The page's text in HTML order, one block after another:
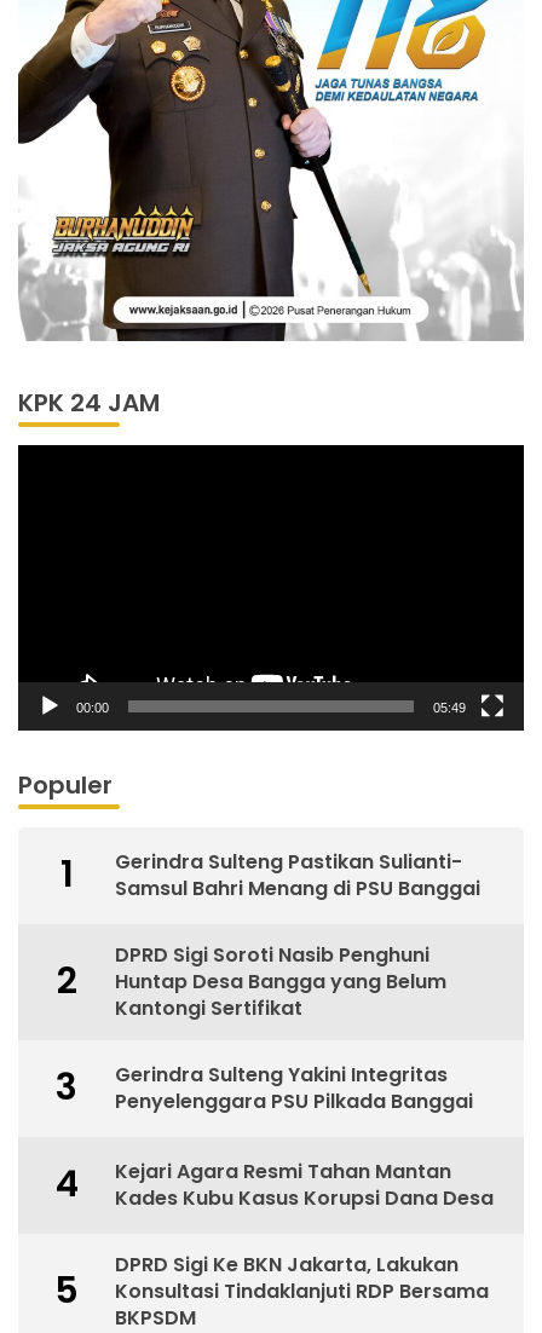
KPK 24 JAM
00:00 05:49
Populer
1
Gerindra Sulteng Pastikan Sulianti-
Samsul Bahri Menang di PSU Banggai
2
DPRD Sigi Soroti Nasib Penghuni
Huntap Desa Bangga yang Belum
Kantongi Sertifikat
3
Gerindra Sulteng Yakini Integritas
Penyelenggara PSU Pilkada Banggai
4
Kejari Agara Resmi Tahan Mantan
Kades Kubu Kasus Korupsi Dana Desa
5
DPRD Sigi Ke BKN Jakarta, Lakukan
Konsultasi Tindaklanjuti RDP Bersama
BKPSDM